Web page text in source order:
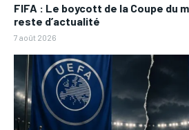
FIFA : Le boycott de la Coupe du
reste d’actualité
7 août 2026